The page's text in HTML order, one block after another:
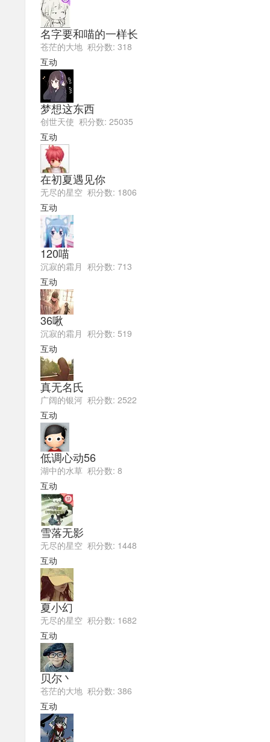
名字要和喵的一样长
苍茫的大地 积分数: 318
互动
梦想这东西
创世天使 积分数: 25035
互动
在初夏遇见你
无尽的星空 积分数: 1806
互动
120喵
沉寂的霜月 积分数: 713
互动
36啾
沉寂的霜月 积分数: 519
互动
真无名氏
广阔的银河 积分数: 2522
互动
低调心动56
湖中的水草 积分数: 8
互动
雪落无影
无尽的星空 积分数: 1448
互动
夏小幻
无尽的星空 积分数: 1682
互动
贝尔丶
苍茫的大地 积分数: 386
互动